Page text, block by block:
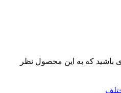
باشید که به این محصول نظر